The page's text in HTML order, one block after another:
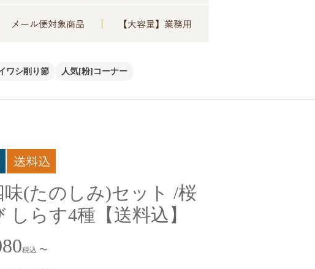
ワシ削り節 人気[粉]コーナー
味(たのしみ)セット /桜
しらす4種【送料込】
税込 〜